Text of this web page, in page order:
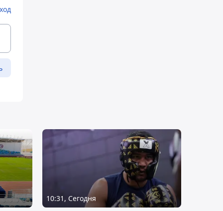
10:31, Сегодня